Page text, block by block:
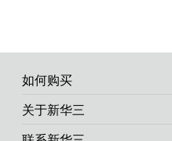
如何购买
关于新华三